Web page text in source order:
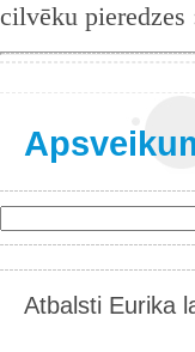
cilvēku
Atbalsti Eurika